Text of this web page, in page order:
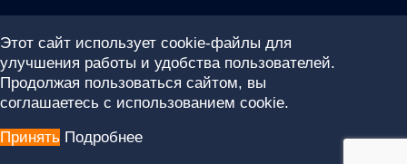
Этот сайт использует cookie-файлы для
улучшения работы и удобства пользователей.
Продолжая пользоваться сайтом, вы
соглашаетесь с использованием cookie.
Принять Подробнее